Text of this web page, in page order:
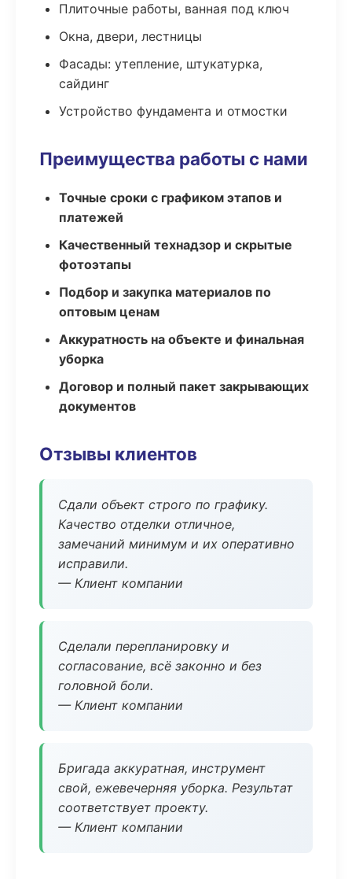
Плиточные работы, ванная под ключ
Окна, двери, лестницы
Фасады: утепление, штукатурка,
сайдинг
Устройство фундамента и отмостки
Преимущества работы с нами
Точные сроки с графиком этапов и
платежей
Качественный технадзор и скрытые
фотоэтапы
Подбор и закупка материалов по
оптовым ценам
Аккуратность на объекте и финальная
уборка
Договор и полный пакет закрывающих
документов
Отзывы клиентов
Сдали объект строго по графику.
Качество отделки отличное,
замечаний минимум и их оперативно
исправили.
— Клиент компании
Сделали перепланировку и
согласование, всё законно и без
головной боли.
— Клиент компании
Бригада аккуратная, инструмент
свой, ежевечерняя уборка. Результат
соответствует проекту.
— Клиент компании